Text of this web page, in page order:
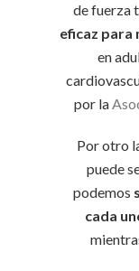
de fuerza
eficaz para
en
por la
Por otro
puede
podemos
cada